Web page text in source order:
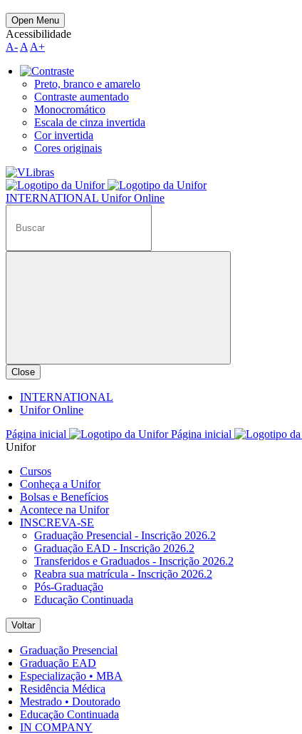
Open Menu
Acessibilidade
A- A A+
Preto, branco e amarelo
Contraste aumentado
Monocromático
Escala de cinza invertida
Cor invertida
Cores originais
INTERNATIONAL Unifor Online
Close
INTERNATIONAL
Unifor Online
Página inicial
Página inicial
Unifor
Cursos
Conheça a Unifor
Bolsas e Benefícios
Acontece na Unifor
INSCREVA-SE
Graduação Presencial - Inscrição 2026.2
Graduação EAD - Inscrição 2026.2
Transferidos e Graduados - Inscrição 2026.2
Reabra sua matrícula - Inscrição 2026.2
Pós-Graduação
Educação Continuada
Voltar
Graduação Presencial
Graduação EAD
Especialização • MBA
Residência Médica
Mestrado • Doutorado
Educação Continuada
IN COMPANY